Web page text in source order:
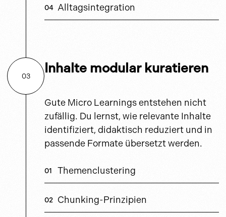
Alltagsintegration
03 Inhalte modular kuratieren
Gute Micro Learnings entstehen nicht
zufällig. Du lernst, wie relevante Inhalte
identifiziert, didaktisch reduziert und in
passende Formate übersetzt werden.
Themenclustering
Chunking-Prinzipien